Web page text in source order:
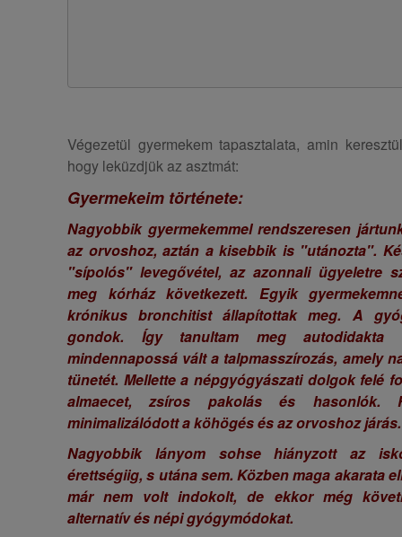
Végezetül gyermekem tapasztalata, amin
hogy leküzdjük az asztmát:
Gyermekeim története:
Nagyobbik gyermekemmel rendszeresen
az orvoshoz, aztán a kisebbik is "utánozta".
"sípolós" levegővétel, az azonnali ügyeletre
meg kórház következett. Egyik
krónikus bronchitist állapítottak meg. A
gondok. Így tanultam meg
mindennapossá vált a talpmasszírozás, amely
tünetét. Mellette a népgyógyászati dolgok felé
almaecet, zsíros pakolás és hasonlók.
minimalizálódott a köhögés és az orvoshoz
Nagyobbik lányom sohse hiányzott az
érettségiig, s utána sem. Közben maga akarata
már nem volt indokolt, de ekkor még
alternatív és népi gyógymódokat.